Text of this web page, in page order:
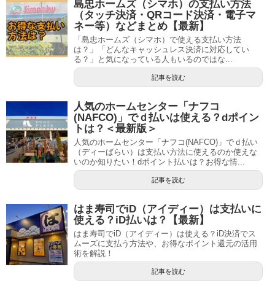
島忠ホームズ（シマホ）の支払い方法
（タッチ決済・QRコード決済・電子マ
ネー等）などまとめ【最新】
「島忠ホームズ（シマホ）で使える支払い方法
は？」「どんなキャッシュレス決済に対応してい
る？」と気になっている人もいるのではな...
記事を読む
人気のホームセンター「ナフコ
(NAFCO)」でｄ払いは使える？dポイン
トは？＜最新版＞
人気のホームセンター「ナフコ(NAFCO)」でｄ払い
（ディーばらい）は支払い方法に使えるのか使えな
いのか知りたい！dポイント払いは？お得な情...
記事を読む
はま寿司でiD（アイディー）は支払いに
使える？iD払いは？【最新】
はま寿司でiD（アイディー）は使える？iD決済でス
ムーズに支払う方法や、お得なポイント還元の活用
術を解説！
記事を読む